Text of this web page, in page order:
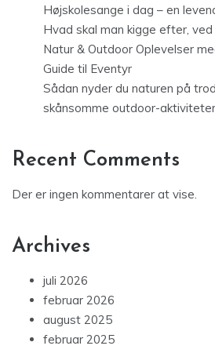
Højskolesange i dag – en
Hvad skal man kigge efter,
Natur & Outdoor Oplevelser
Guide til Eventyr
Sådan nyder du naturen på
skånsomme outdoor-aktiviteter
Recent Comments
Der er ingen kommentarer at vise.
Archives
juli 2026
februar 2026
august 2025
februar 2025